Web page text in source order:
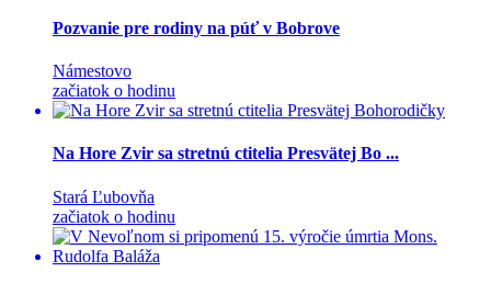
Pozvanie pre rodiny na púť v Bobrove
Námestovo
začiatok o hodinu
Na Hore Zvir sa stretnú ctitelia Presvätej Bo ...
Stará Ľubovňa
začiatok o hodinu